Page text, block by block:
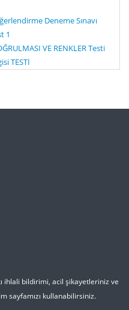
Deneme Sınavı
1
VE RENKLER Testi
TESTİ
ihlali bildirimi, acil şikayetleriniz ve
sayfamızı kullanabilirsiniz.